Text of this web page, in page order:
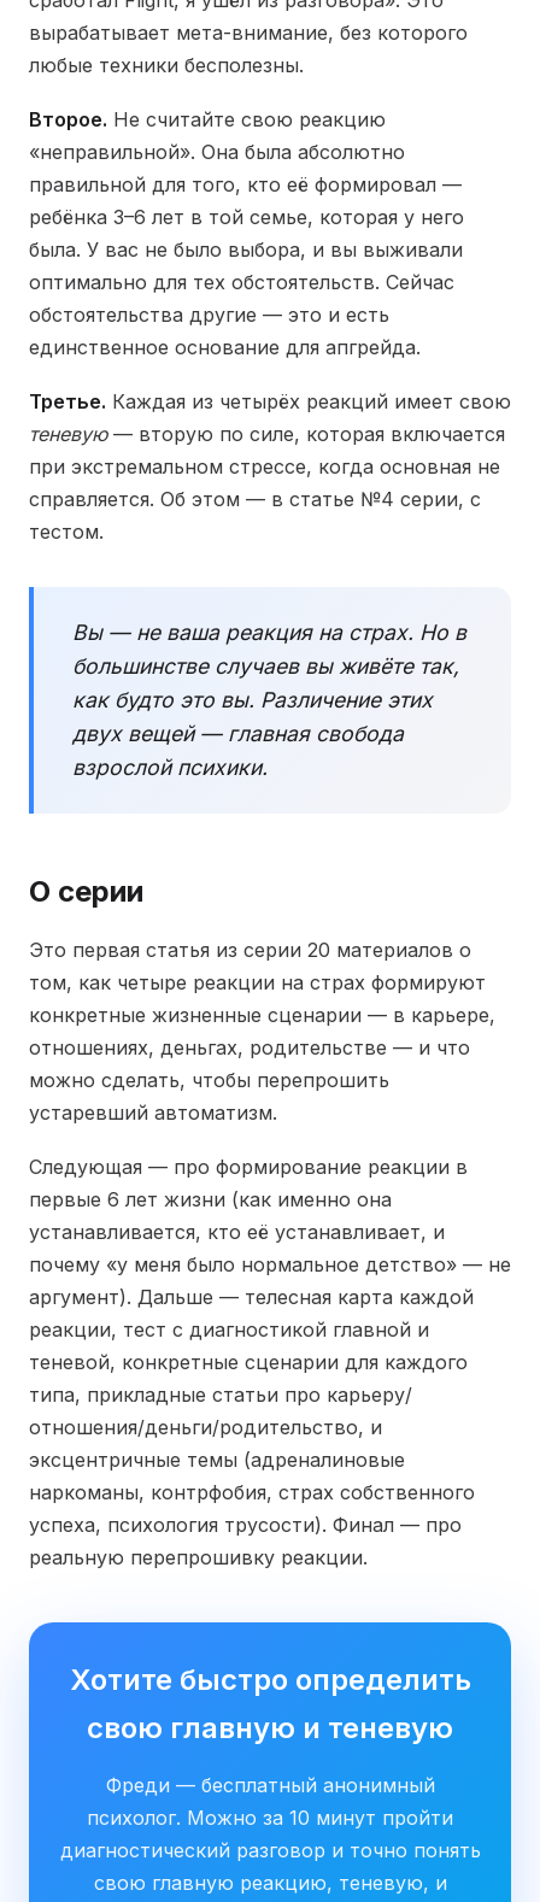
вырабатывает мета-внимание, без которого
любые техники бесполезны.
Второе. Не считайте свою реакцию
«неправильной». Она была абсолютно
правильной для того, кто её формировал —
ребёнка 3–6 лет в той семье, которая у него
была. У вас не было выбора, и вы выживали
оптимально для тех обстоятельств. Сейчас
обстоятельства другие — это и есть
единственное основание для апгрейда.
Третье. Каждая из четырёх реакций имеет свою
теневую— вторую по силе, которая включается
при экстремальном стрессе, когда основная не
справляется. Об этом — в статье №4 серии, с
тестом.
Вы — не ваша реакция на страх. Но в
большинстве случаев вы живёте так,
как будто это вы. Различение этих
двух вещей — главная свобода
взрослой психики.
О серии
Это первая статья из серии 20 материалов о
том, как четыре реакции на страх формируют
конкретные жизненные сценарии — в карьере,
отношениях, деньгах, родительстве — и что
можно сделать, чтобы перепрошить
устаревший автоматизм.
Следующая — про формирование реакции в
первые 6 лет жизни (как именно она
устанавливается, кто её устанавливает, и
почему «у меня было нормальное детство» — не
аргумент). Дальше — телесная карта каждой
реакции, тест с диагностикой главной и
теневой, конкретные сценарии для каждого
типа, прикладные статьи про карьеру/
отношения/деньги/родительство, и
эксцентричные темы (адреналиновые
наркоманы, контрфобия, страх собственного
успеха, психология трусости). Финал — про
реальную перепрошивку реакции.
Хотите быстро определить
свою главную и теневую
Фреди — бесплатный анонимный
психолог. Можно за 10 минут пройти
диагностический разговор и точно понять
свою главную реакцию, теневую, и